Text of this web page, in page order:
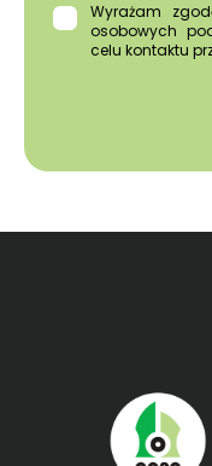
Wyrażam
osobowych
celu kontaktu